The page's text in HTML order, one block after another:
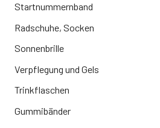
Startnummernband
Radschuhe, Socken
Sonnenbrille
Verpflegung und Gels
Trinkflaschen
Gummibänder